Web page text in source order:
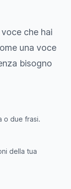
che hai
una voce
bisogno
o due frasi.
della tua